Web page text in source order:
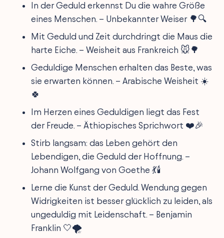
In der Geduld erkennst Du die wahre Größe
eines Menschen. – Unbekannter Weiser 🌳🔍
Mit Geduld und Zeit durchdringt die Maus die
harte Eiche. – Weisheit aus Frankreich 🐭🌳
Geduldige Menschen erhalten das Beste, was
sie erwarten können. – Arabische Weisheit ☀️
🍀
Im Herzen eines Geduldigen liegt das Fest
der Freude. – Äthiopisches Sprichwort ❤️🎉
Stirb langsam: das Leben gehört den
Lebendigen, die Geduld der Hoffnung. –
Johann Wolfgang von Goethe 💃🕯️
Lerne die Kunst der Geduld. Wendung gegen
Widrigkeiten ist besser glücklich zu leiden, als
ungeduldig mit Leidenschaft. – Benjamin
Franklin 🤍🌪️